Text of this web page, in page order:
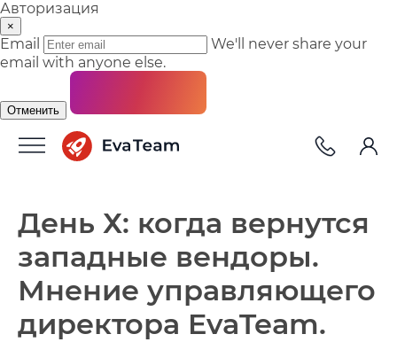
Авторизация
×
Email
We'll never share your
email with anyone else.
Отменить
День Х: когда вернутся
западные вендоры.
Мнение управляющего
директора EvaTeam.